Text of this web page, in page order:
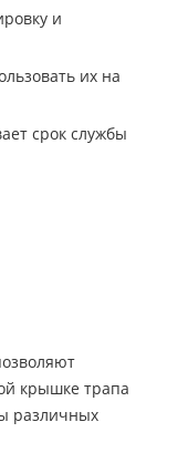
и
их на
срок службы
крышке трапа
различных